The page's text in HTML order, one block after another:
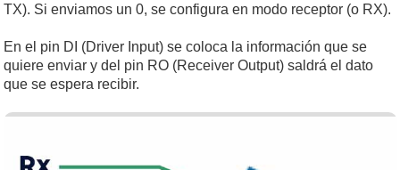
TX). Si enviamos un 0, se configura en modo receptor (o RX).
En el pin DI (Driver Input) se coloca la información que se
quiere enviar y del pin RO (Receiver Output) saldrá el dato
que se espera recibir.